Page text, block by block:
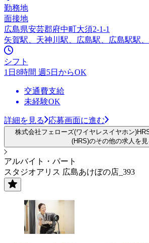
勤務地
面接地
広島県安芸郡府中町大須2-1-1
矢賀駅、天神川駅、広島駅、広島駅駅
シフト
1日8時間 週5日からOK
交通費支給
未経験OK
詳細を見る 応募画面に進む
株式会社フェローズ(ワイヤレスイヤホン
(HRS)のその他の求人を見
アルバイト・パート
スタジオアリス 広島あけぼの店_393